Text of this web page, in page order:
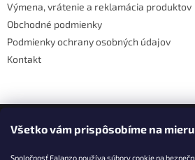
Všetko vám prispôsobíme na mieru
Spoločnosť Falanzo používa súbory cookie na
Výmena, vrátenie a reklamácia produktov
Obchodné podmienky
Podmienky ochrany osobných údajov
Kontakt
Facebook